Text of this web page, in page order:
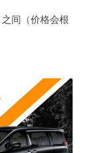
之间（价格会根